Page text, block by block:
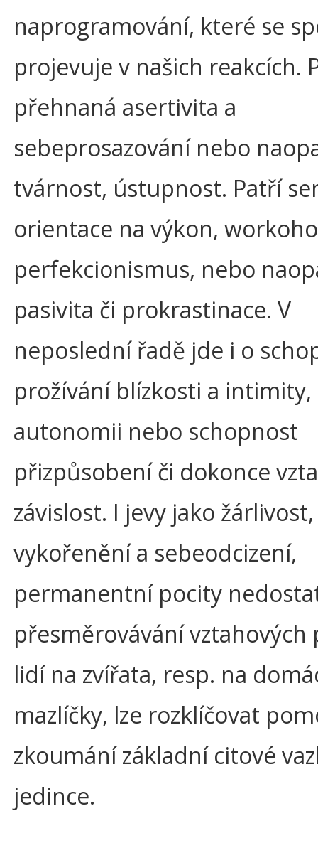
naprogramování, které se
projevuje v našich reakcích.
přehnaná asertivita a
sebeprosazování nebo
tvárnost, ústupnost. Patří
orientace na výkon,
perfekcionismus, nebo
pasivita či prokrastinace. V
neposlední řadě jde i o
prožívání blízkosti a intimity,
autonomii nebo schopnost
přizpůsobení či dokonce
závislost. I jevy jako
vykořenění a sebeodcizení,
permanentní pocity
přesměrovávání vztahových
lidí na zvířata, resp. na
mazlíčky, lze rozklíčovat
zkoumání základní citové
jedince.